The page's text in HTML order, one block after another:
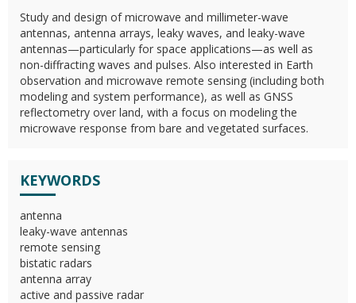
Study and design of microwave and millimeter-wave
antennas, antenna arrays, leaky waves, and leaky-wave
antennas—particularly for space applications—as well as
non-diffracting waves and pulses. Also interested in Earth
observation and microwave remote sensing (including both
modeling and system performance), as well as GNSS
reflectometry over land, with a focus on modeling the
microwave response from bare and vegetated surfaces.
KEYWORDS
antenna
leaky-wave antennas
remote sensing
bistatic radars
antenna array
active and passive radar